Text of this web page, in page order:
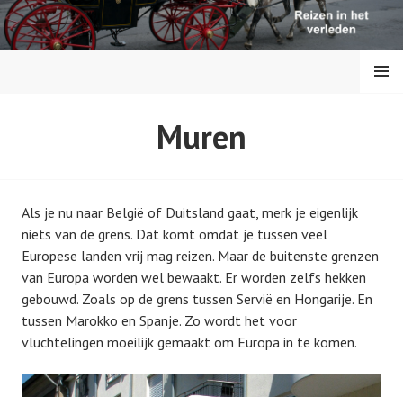
S
p
r
REIZEN IN DE
MENU
Muren
Als je nu naar België of Duitsland gaat, merk je eigenlijk
niets van de grens. Dat komt omdat je tussen veel
Europese landen vrij mag reizen. Maar de buitenste grenzen
van Europa worden wel bewaakt. Er worden zelfs hekken
gebouwd. Zoals op de grens tussen Servië en Hongarije. En
tussen Marokko en Spanje. Zo wordt het voor
vluchtelingen moeilijk gemaakt om Europa in te komen.